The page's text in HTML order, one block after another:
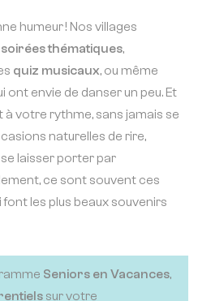
humeur ! Nos villages
soirées thématiques,
quiz musicaux, ou même
ont envie de danser un peu. Et
à votre rythme, sans jamais se
naturelles de rire,
se laisser porter par
ce sont souvent ces
les plus beaux souvenirs
Seniors en Vacances,
sur votre